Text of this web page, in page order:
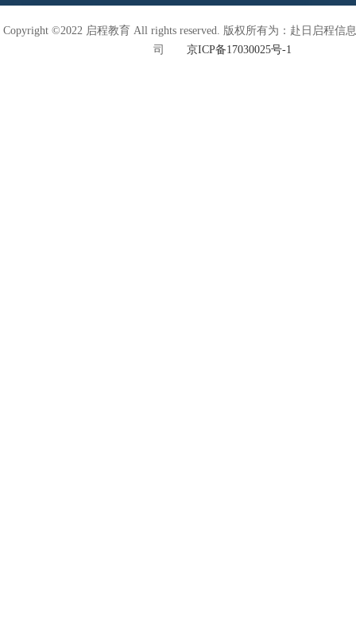
Copyright ©2022 启程教育 All rights reserved. 版权所有为：赴日启程信
司 京ICP备17030025号-1